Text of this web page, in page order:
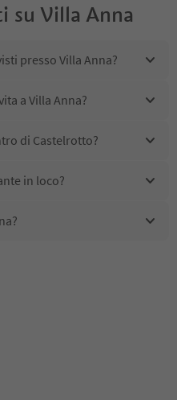
su Villa Anna
presso Villa Anna?
a Villa Anna?
di Castelrotto?
in loco?
presso Villa Anna?
Adige Guest Pass?